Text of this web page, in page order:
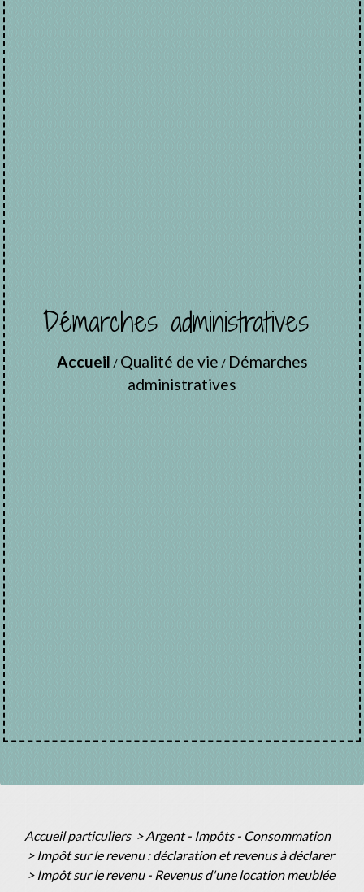
Démarches administratives
Accueil / Qualité de vie / Démarches
administratives
Accueil particuliers > Argent - Impôts - Consommation
> Impôt sur le revenu : déclaration et revenus à déclarer
> Impôt sur le revenu - Revenus d'une location meublée